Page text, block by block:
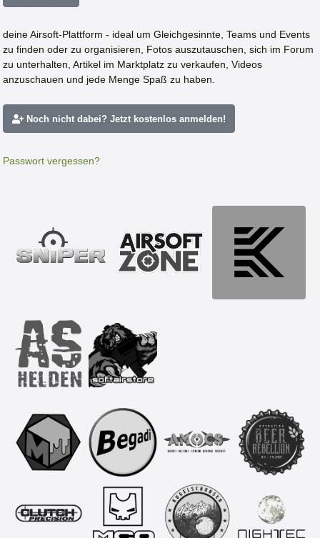
deine Airsoft-Plattform - ideal um Gleichgesinnte, Teams und Events
zu finden oder zu organisieren, Fotos auszutauschen, sich im Forum
zu unterhalten, Artikel im Marktplatz zu verkaufen, Videos
anzuschauen und jede Menge Spaß zu haben.
Noch nicht dabei? Jetzt kostenlos anmelden!
Passwort vergessen?